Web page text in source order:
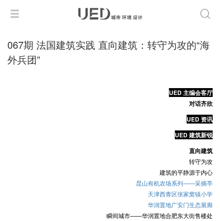
067期 法国建筑实践 直向建筑：转守为攻的“海
外兵团”
UED 主编会客厅
对话齐欣
UED 资讯
UED 建筑新锐
直向建筑
转守为攻
建筑的平静源于内心
昆山有机农场系列——采摘亭
天津西青区张家窝镇小学
华润置地广安门生态展廊
瞬间城市——华润置地合肥东大街售楼处